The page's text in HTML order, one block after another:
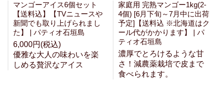
マンゴーアイス6個セット
【送料込】【TVニュースや
新聞でも取り上げられまし
た】 | パティオ石垣島
6,000円(税込)
優雅な大人の味わいを楽
しめる贅沢なアイス
家庭用 完熟マンゴー1kg(2-
4個) [6月下旬～7月中に出荷
予定]【送料込 ※北海道はク
ール代がかかります】 | パ
ティオ石垣島
濃厚でとろけるような甘
さ！減農薬栽培で皮まで
食べられます。